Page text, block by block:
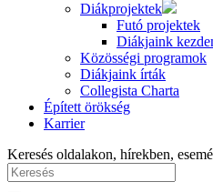
Diákprojektek
Futó projektek
Diákjaink
Közösségi programok
Diákjaink írták
Collegista Charta
Épített örökség
Karrier
Keresés oldalakon, hírekben,